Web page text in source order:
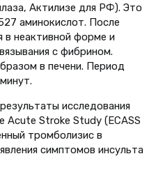
Актилизе для РФ). Это
аминокислот. После
в неактивной форме и
с фибрином.
в печени. Период
исследования
Acute Stroke Study (ECASS
тромболизис в
симптомов инсульта